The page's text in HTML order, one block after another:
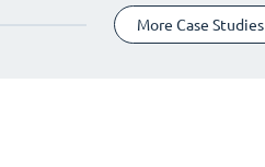
More Case Studies